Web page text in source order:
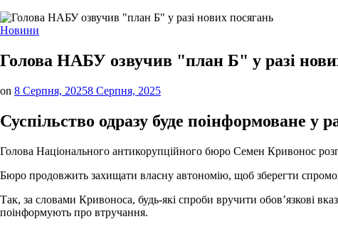
Опублікувати
Новини
Голова НАБУ озвучив "план Б" у разі
on 8 Серпня, 20258 Серпня, 2025
Суспільство одразу буде поінформоване у
Голова Національного антикорупційного бюро Семен Кривонос
Бюро продовжить захищати власну автономію, щоб зберегти
Так, за словами Кривоноса, будь-які спроби вручити обов’язкові
поінформують про втручання.